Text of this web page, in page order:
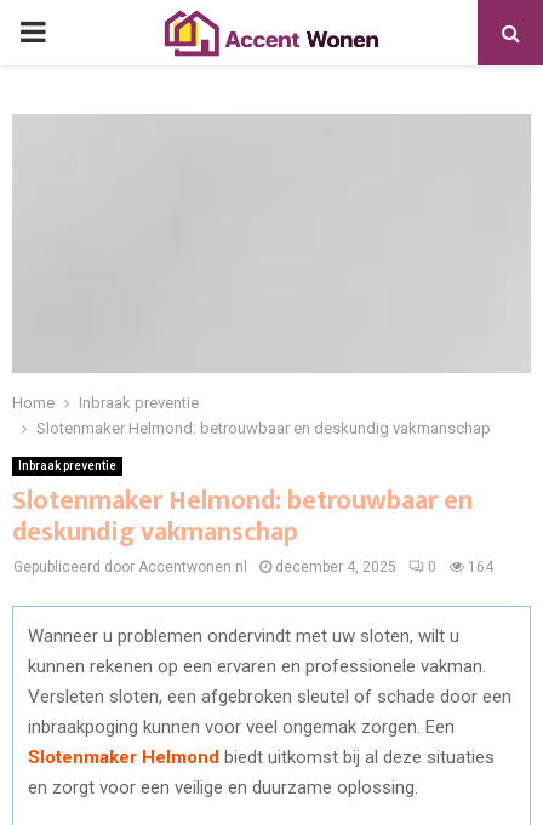
PRIMARY
Home
Inbraak preventie
Slotenmaker Helmond: betrouwbaar en deskundig vakmanschap
Inbraak preventie
Slotenmaker Helmond: betrouwbaar en
deskundig vakmanschap
Gepubliceerd door Accentwonen.nl december 4, 2025 0 164
Wanneer u problemen ondervindt met uw sloten, wilt u
kunnen rekenen op een ervaren en professionele vakman.
Versleten sloten, een afgebroken sleutel of schade door een
inbraakpoging kunnen voor veel ongemak zorgen. Een
Slotenmaker Helmond biedt uitkomst bij al deze situaties
en zorgt voor een veilige en duurzame oplossing.